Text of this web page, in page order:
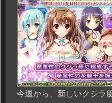
今週から、新しいクジラ